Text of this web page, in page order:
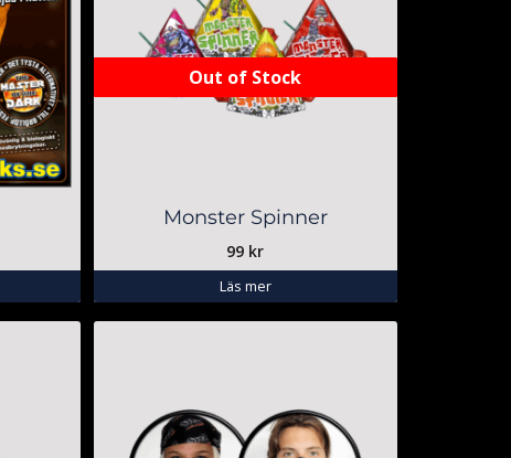
Out of Stock
Monster Spinner
99 kr
Läs mer